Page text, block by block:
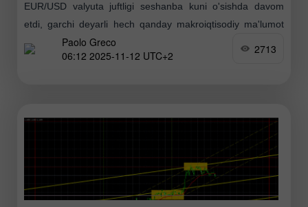
EUR/USD valyuta juftligi seshanba kuni o'sishda davom
etdi, garchi deyarli hech qanday makroiqtisodiy ma'lumot
yoki fundamental voqea mavjud bo'lmasa ham. Eslatib
Paolo Greco
06:12 2025-11-12 UTC+2
2713